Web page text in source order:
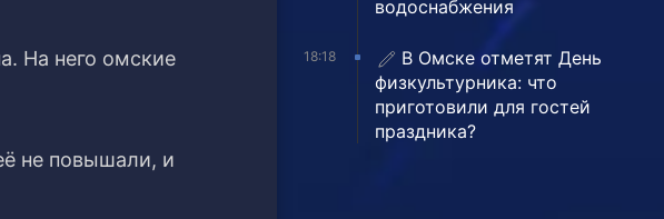
На него омские
не повышали, и
водоснабжения
18:18
В Омске отметят День
физкультурника: что
приготовили для гостей
праздника?